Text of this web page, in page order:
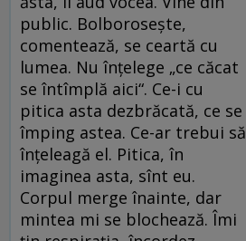
public. Bolborosește,
comentează, se ceartă cu
lumea. Nu înțelege „ce căcat
se întîmplă aici“. Ce-i cu
pitica asta dezbrăcată, ce se
împing astea. Ce-ar trebui să
înțeleagă el. Pitica, în
imaginea asta, sînt eu.
Corpul merge înainte, dar
mintea mi se blochează. Îmi